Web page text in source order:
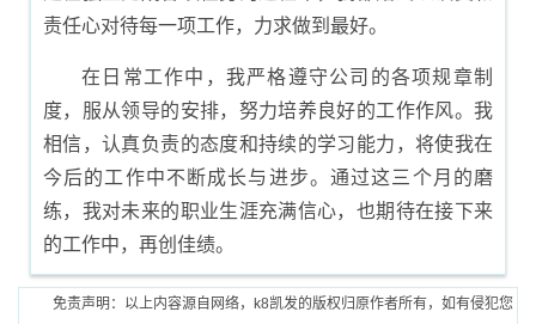
责任心对待每一项工作，力求做到最好。
在日常工作中，我严格遵守公司的各项规章制
度，服从领导的安排，努力培养良好的工作作风。我
相信，认真负责的态度和持续的学习能力，将使我在
今后的工作中不断成长与进步。通过这三个月的磨
练，我对未来的职业生涯充满信心，也期待在接下来
的工作中，再创佳绩。
免责声明：以上内容源自网络，k8凯发的版权归原作者所有，如有侵犯您